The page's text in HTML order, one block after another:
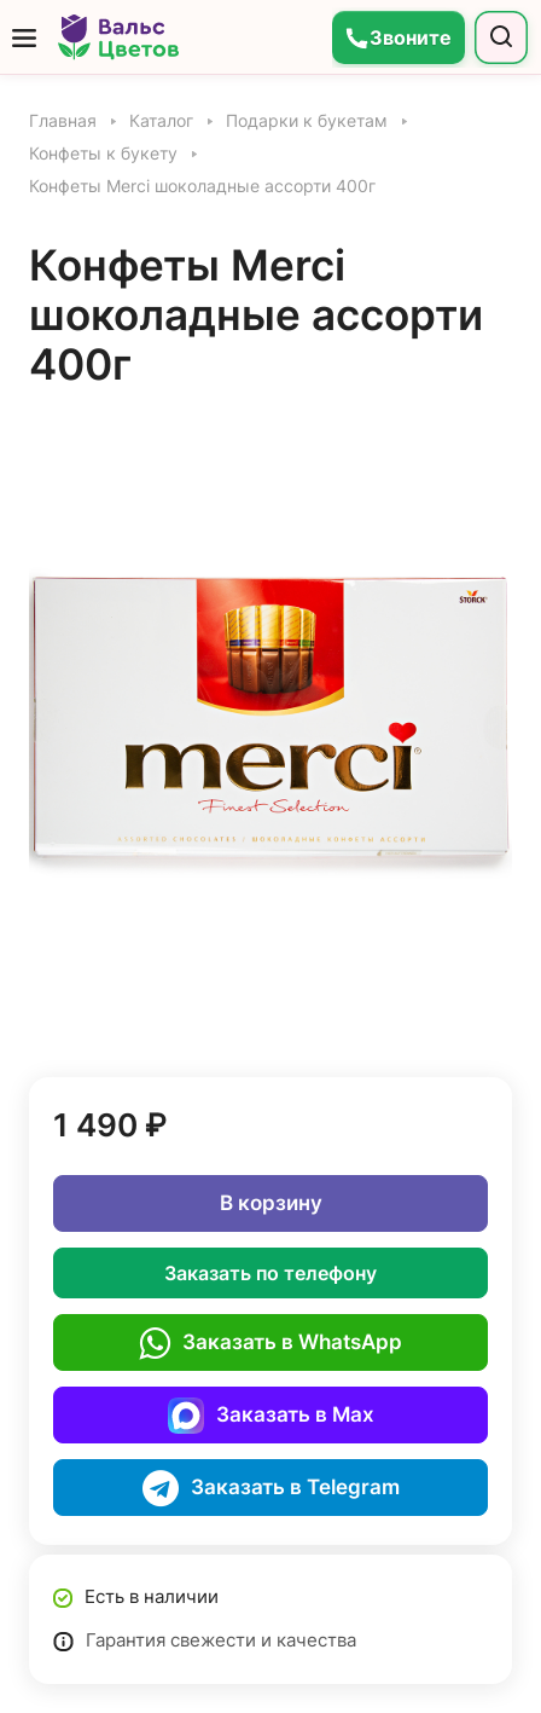
Звоните
Главная Каталог
Подарки к букетам
Конфеты к букету
Конфеты Merci шоколадные ассорти 400г
Конфеты Merci
шоколадные ассорти
400г
1 490 ₽
В корзину
Заказать по телефону
Заказать в WhatsApp
Заказать в Max
Заказать в Telegram
Есть в наличии
Гарантия свежести и качества